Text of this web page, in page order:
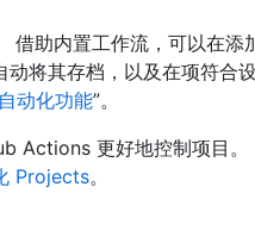
借助内置工作流，可以在添
将其存档，以及在项符合
动化功能”。
Actions 更好地控制项目。
Projects。